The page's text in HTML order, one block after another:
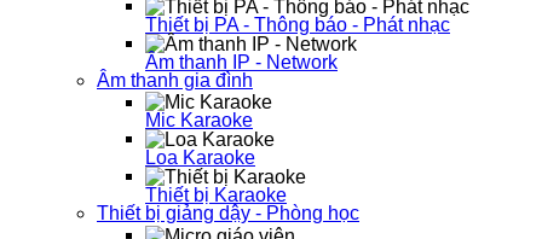
Thiết bị PA - Thông báo - Phát nhạc
Âm thanh IP - Network
Âm thanh gia đình
Mic Karaoke
Loa Karaoke
Thiết bị Karaoke
Thiết bị giảng dậy - Phòng học